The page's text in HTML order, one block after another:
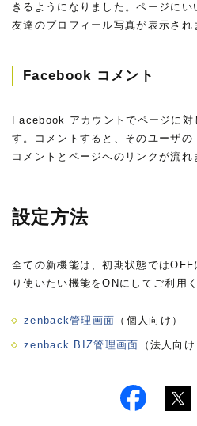
きるようになりました。ページに
友達のプロフィール写真が表示され
Facebook コメント
Facebook アカウントでページに対
す。コメントすると、そのユーザ
コメントとページへのリンクが流れ
設定方法
全ての新機能は、初期状態ではOFF
り使いたい機能をONにしてご利用く
zenback管理画面 （個人向け）
zenback BIZ管理画面 （法人向け